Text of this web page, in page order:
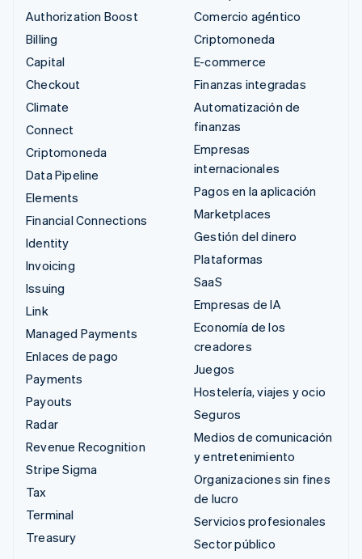
Authorization Boost
Billing
Capital
Checkout
Climate
Connect
Criptomoneda
Data Pipeline
Elements
Financial Connections
Identity
Invoicing
Issuing
Link
Managed Payments
Enlaces de pago
Payments
Payouts
Radar
Revenue Recognition
Stripe Sigma
Tax
Terminal
Treasury
Comercio agéntico
Criptomoneda
E-commerce
Finanzas integradas
Automatización de
finanzas
Empresas
internacionales
Pagos en la aplicación
Marketplaces
Gestión del dinero
Plataformas
SaaS
Empresas de IA
Economía de los
creadores
Juegos
Hostelería, viajes y ocio
Seguros
Medios de comunicación
y entretenimiento
Organizaciones sin fines
de lucro
Servicios profesionales
Sector público